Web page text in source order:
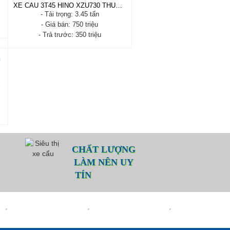
- Năm sản xuất: 2019
- Tải trọng: 3.45 tấn
- Trả trước: 150 triệu
XE CẨU 3T45 HINO XZU730 THÙNG 5M2
- Tải trọng: 3.45 tấn
- Giá bán: 750 triệu
- Trả trước: 350 triệu
CHẤT LƯỢNG
LÀM NÊN UY
TÍN